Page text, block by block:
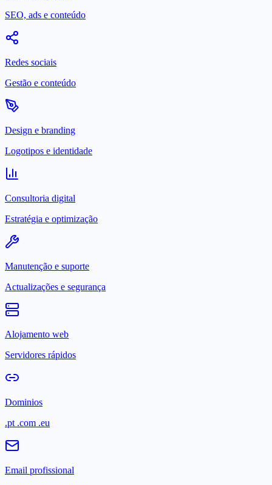
SEO, ads e conteúdo
Redes sociais
Gestão e conteúdo
Design e branding
Logotipos e identidade
Consultoria digital
Estratégia e optimização
Manutenção e suporte
Actualizações e segurança
Alojamento web
Servidores rápidos
Dominios
.pt .com .eu
Email profissional